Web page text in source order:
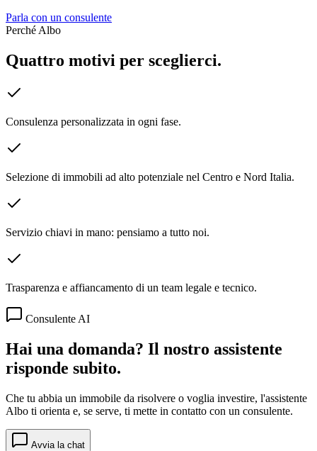
Parla con un consulente
Perché Albo
Quattro motivi per sceglierci.
Consulenza personalizzata in ogni fase.
Selezione di immobili ad alto potenziale nel Centro e Nord Italia.
Servizio chiavi in mano: pensiamo a tutto noi.
Trasparenza e affiancamento di un team legale e tecnico.
Consulente AI
Hai una domanda? Il nostro assistente
risponde subito.
Che tu abbia un immobile da risolvere o voglia investire, l'assistente
Albo ti orienta e, se serve, ti mette in contatto con un consulente.
Avvia la chat